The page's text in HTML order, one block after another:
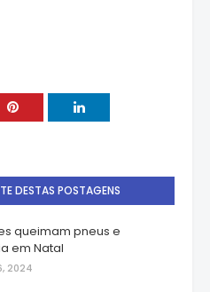
DESTAS POSTAGENS
queimam pneus e
em Natal
2024